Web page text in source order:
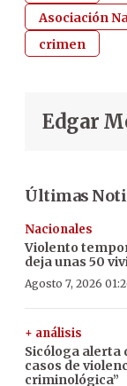
Asociación
crimen
Edgar
Últimas
Nacionales
Violento
deja unas 50
Agosto 7, 2026
+ análisis
Sicóloga alerta
casos de
criminológica”